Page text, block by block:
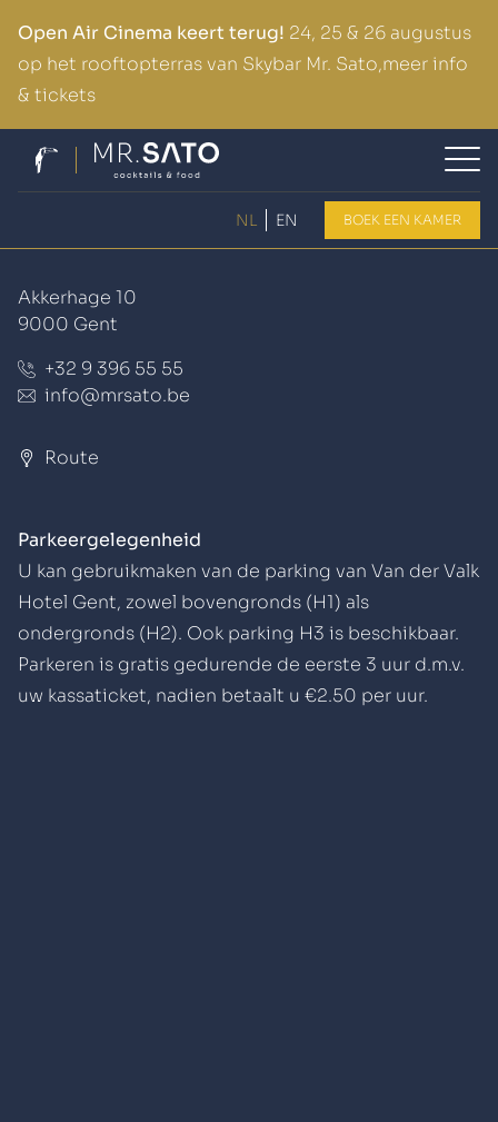
Open Air Cinema keert terug! 24, 25 & 26 augustus
op het rooftopterras van Skybar Mr. Sato,meer info
& tickets
NL EN BOEK EEN KAMER
Akkerhage 10
9000 Gent
+32 9 396 55 55
info@mrsato.be
Route
Parkeergelegenheid
U kan gebruikmaken van de parking van Van der Valk
Hotel Gent, zowel bovengronds (H1) als
ondergronds (H2). Ook parking H3 is beschikbaar.
Parkeren is gratis gedurende de eerste 3 uur d.m.v.
uw kassaticket, nadien betaalt u €2.50 per uur.